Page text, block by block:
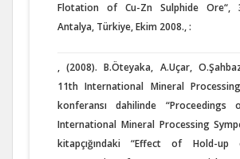
Flotation of Cu-Zn Sulphide Ore“,
Antalya, Türkiye, Ekim 2008., :
, (2008). B.Öteyaka, A.Uçar,
11th International Mineral
konferansı dahilinde
International Mineral Processing
kitapçığındaki “Effect of Hold-up